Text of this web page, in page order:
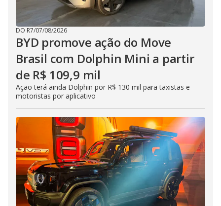
DO R7/07/08/2026
BYD promove ação do Move
Brasil com Dolphin Mini a partir
de R$ 109,9 mil
Ação terá ainda Dolphin por R$ 130 mil para taxistas e
motoristas por aplicativo